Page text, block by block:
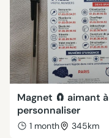
Magnet 🧲 aimant à
personnaliser
1 month 345km